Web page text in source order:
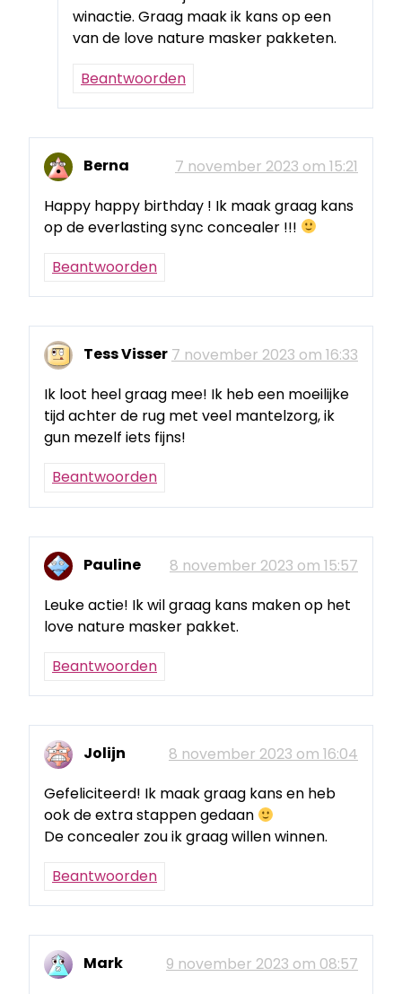
winactie. Graag maak ik kans op een
van de love nature masker pakketen.
Beantwoorden
Berna
7 november 2023 om 15:21
Happy happy birthday ! Ik maak graag kans
op de everlasting sync concealer !!!
Beantwoorden
Tess Visser 7 november 2023 om 16:33
Ik loot heel graag mee! Ik heb een moeilijke
tijd achter de rug met veel mantelzorg, ik
gun mezelf iets fijns!
Beantwoorden
Pauline
8 november 2023 om 15:57
Leuke actie! Ik wil graag kans maken op het
love nature masker pakket.
Beantwoorden
Jolijn
8 november 2023 om 16:04
Gefeliciteerd! Ik maak graag kans en heb
ook de extra stappen gedaan
De concealer zou ik graag willen winnen.
Beantwoorden
Mark
9 november 2023 om 08:57